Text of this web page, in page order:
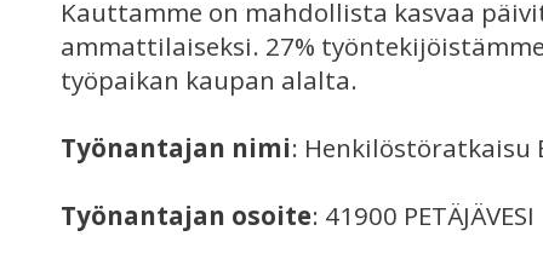
Kauttamme on mahdollista kasvaa
ammattilaiseksi. 27%
työpaikan kaupan alalta.
Työnantajan nimi: Henkilöstöratkaisu
Työnantajan osoite: 41900 PETÄJÄVESI